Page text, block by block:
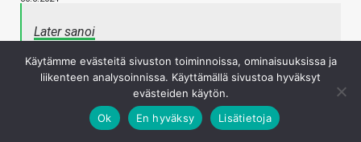
Later sanoi
QD-OLED-monitoreissa, joissa on erinomaisen selkeä
kiiltävä mutta silti heijastuksia hyvin ehkäisevä pinta,
Samsungin uusissa QD-OLED-
monitoreissaon mattapinnoite. En ole näitä päässyt
näkemään, mutta yleisesti mattapinnoite tarkoittaa
Käytämme evästeitä sivuston toiminnoissa, ominaisuuksissa ja
liikenteen analysoinnissa. Käyttämällä sivustoa hyväksyt
evästeiden käytön.
Ok
En hyväksy Lisätietoja